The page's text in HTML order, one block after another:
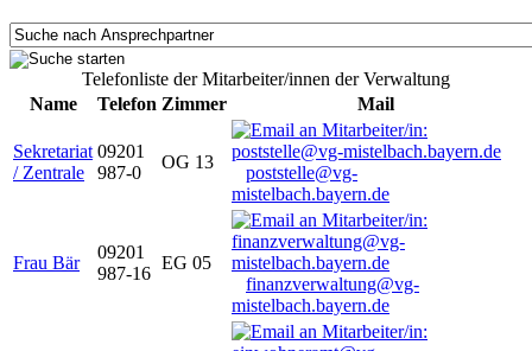
Telefonliste der Mitarbeiter/innen der Verwaltung
Name
Telefon Zimmer Mail
Sekretariat
/ Zentrale
09201
987-0
OG 13
poststelle@vg-
mistelbach.bayern.de
Frau Bär
09201
987-16
EG 05
finanzverwaltung@vg-
mistelbach.bayern.de